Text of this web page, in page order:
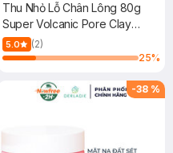
Thu Nhỏ Lỗ Chân Lông 80g
Super Volcanic Pore Clay
Mask
5.0
(2)
25%
-38 %